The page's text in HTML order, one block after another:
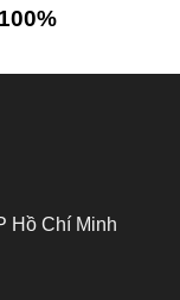
Hồ Chí Minh